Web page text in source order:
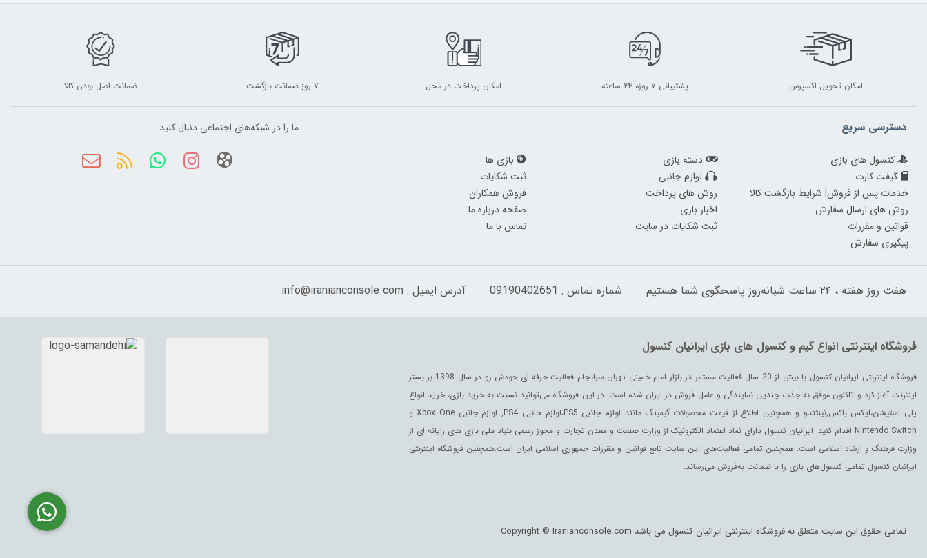
امکان تحویل اکسپرس پشتیبانی ۷ روزه ۲۴ ساعته امکان پرداخت در محل ۷ روز ضمانت بازگشت ضمانت اصل بودن کالا
دسترسی سریع
کنسول های بازی دسته بازی
بازی ها
گیفت کارت
لوازم جانبی
ثبت شکایات
خدمات پس از فروش| شرایط بازگشت کالا
روش های پرداخت
فروش همکاران
روش های ارسال سفارش
اخبار بازی
صفحه درباره ما
قوانین و مقررات
ثبت شکایات در سایت
تماس با ما
پیگیری سفارش
ما را در شبکه‌های اجتماعی دنبال کنید:
هفت روز هفته ، ۲۴ ساعت شبانه‌روز پاسخگوی شما هستیم شماره تماس : 09190402651 آدرس ایمیل : info@iranianconsole.com
فروشگاه اینترنتی انواع گیم و کنسول های بازی ایرانیان کنسول
فروشگاه اینترنتی ایرانیان کنسول با بیش از 20 سال فعالیت مستمر در بازار امام خمینی تهران سرانجام فعالیت حرفه ای خودش رو در سال 1398 بر بستر
اینترنت آغاز کرد و تاکنون موفق به جذب چندین نمایندگی و عامل فروش در ایران شده است. در این فروشگاه می‌توانید نسبت به خرید بازی، خرید انواع
پلی استیشن،ایکس باکس,نینتندو و همچنین اطلاع از قیمت محصولات گیمینگ مانند لوازم جانبی PS5،لوازم جانبی PS4, لوازم جانبی Xbox One و
Nintendo Switch اقدام کنید. ایرانیان کنسول دارای نماد اعتماد الکترونیک از وزارت صنعت و معدن تجارت و مجوز رسمی بنیاد ملی بازی های رایانه ای از
وزارت فرهنگ و ارشاد اسلامی است. همچنین تمامی فعالیت‌های این سایت تابع قوانین و مقررات جمهوری اسلامی ایران است.همچنین فروشگاه اینترنتی
ایرانیان کنسول تمامی کنسول‌های بازی را با ضمانت به‌فروش می‌رساند.
تمامی حقوق این سایت متعلق به فروشگاه اینترنتی ایرانیان کنسول می باشد Copyright © Iranianconsole.com